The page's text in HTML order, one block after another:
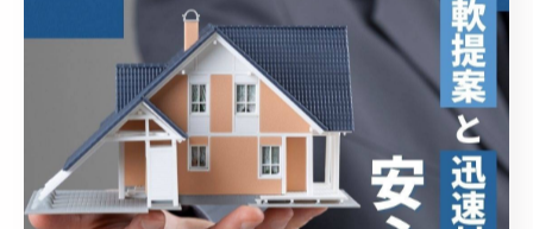
外壁塗装や防錆施工で塩害ダメージ軽減
石川県羽咋市の海沿い中古住宅では、塩害による外壁や
金属部分の劣化が大きな課題となります。特に外壁塗装
や鉄部の防錆施工は、塩分の影響から建物を守るために
重要です。なぜなら、塩害によるサビや剥がれは見た目
の印象を損なうだけでなく、住宅の資産価値低下にも直